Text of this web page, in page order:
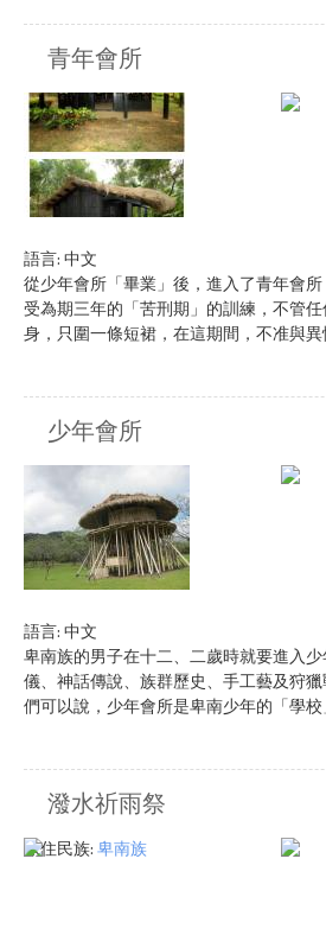
青年會所
原住民族:卑南族
語言: 中文
從少年會所「畢業」後，進入了青年會
受為期三年的「苦刑期」的訓練，不管
身，只圍一條短裙，在這期間，不准與
少年會所
原住民族:
語言: 中文
卑南族的男子在十二、二歲時就要進入
儀、神話傳說、族群歷史、手工藝及狩
們可以說，少年會所是卑南少年的「學校
潑水祈雨祭
原住民族: 卑南族